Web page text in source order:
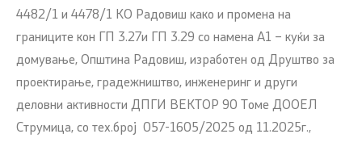
4482/1 и 4478/1 КО Радовиш како и промена на
границите кон ГП 3.27и ГП 3.29 со намена А1 – куќи за
домување, Општина Радовиш, изработен од Друштво за
проектирање, градежништво, инженеринг и други
деловни активности ДПГИ ВЕКТОР 90 Томе ДООЕЛ
Струмица, со тех.број 057-1605/2025 од 11.2025г.,